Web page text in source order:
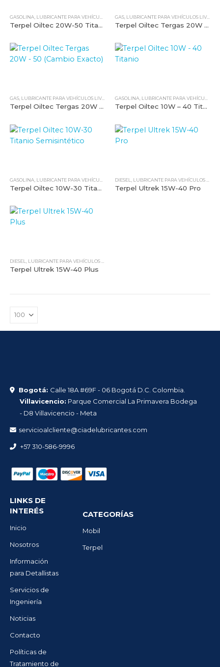
GASOLINA LUBRICANTE PARA VEHÍCULOS LIVIANOS ,TERPEL,TODOS NUESTROS
Terpel Oiltec 20W-50 Titanio
GAS LUBRICANTE PARA VEHÍCULOS LIVIANOS
Terpel Oiltec Tergas 20W – 50
GAS LUBRICANTE PARA VEHÍCULOS LIVIANOS ,TERPEL,TODOS NUESTROS PRODUCTOS
Terpel Oiltec Tergas 20W – 50 (Cambio Exacto)
GASOLINA LUBRICANTE PARA VEHÍCULOS LIVIANOS
Terpel Oiltec 10W – 40 Titanio
GASOLINA LUBRICANTE PARA VEHÍCULOS LIVIANOS TERPEL,TODOS NUESTROS
Terpel Oiltec 10W-30 Titanio Semisintético
DIESEL LUBRICANTE PARA VEHÍCULOS PESADOS
Terpel Ultrek 15W-40 Pro
DIESEL LUBRICANTE PARA VEHÍCULOS PESADOS
Terpel Ultrek 15W-40 Plus
Bogotá: Calle 18A #69F - 06 Bogotá D.C. Colombia.
Villavicencio: Parque Comercial La Primavera Bodega
- D8 Villavicencio - Meta
servicioalcliente@ciadelubricantes.com
+57 310-586-9996
LINKS DE
INTERÉS
Inicio
Nosotros
Información
para Detallistas
Servicios de
Ingeniería
Noticias
Contacto
Políticas de
Tratamiento de
CATEGORÍAS
Mobil
Terpel